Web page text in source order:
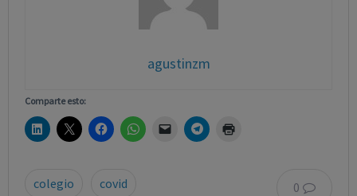
agustinzm
Comparte esto:
0
colegio
covid